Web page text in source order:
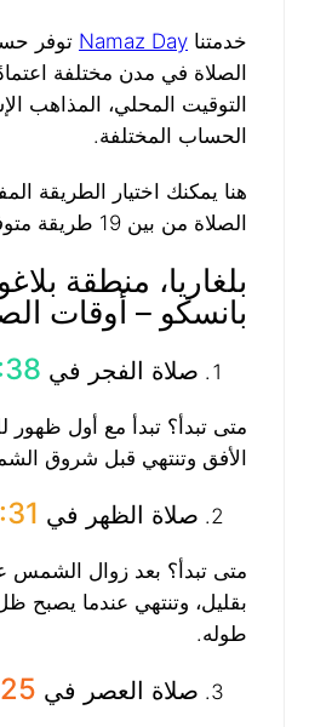
خدمتنا Namaz Day توفر
الصلاة في مدن مختلفة
التوقيت المحلي، المذاهب
الحساب المختلفة.
هنا يمكنك اختيار الطريقة
الصلاة من بين 19 طريقة متوفرة.
بلغاريا، منطقة
بانسكو – أوقات
صلاة الفجر في
متى تبدأ؟ تبدأ مع أول ظهور
الأفق وتنتهي قبل شروق
صلاة الظهر في
متى تبدأ؟ بعد زوال الشمس
بقليل، وتنتهي عندما
طوله.
صلاة العصر في